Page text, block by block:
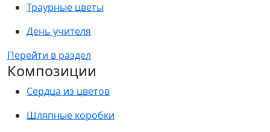
Траурные цветы
День учителя
Перейти в раздел
Композиции
Сердца из цветов
Шляпные коробки